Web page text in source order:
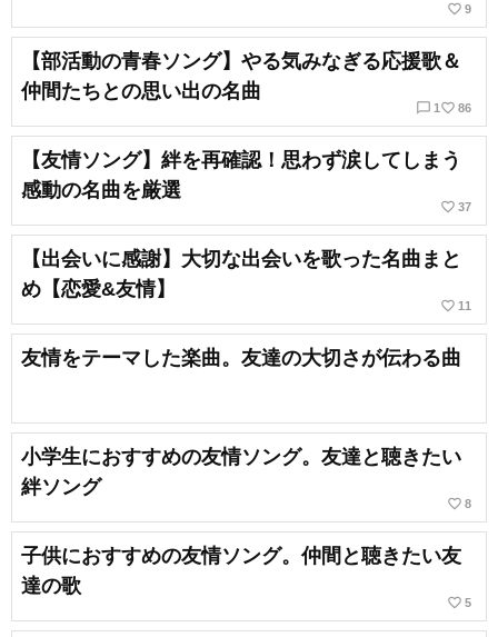
favorite_border 9
【部活動の青春ソング】やる気みなぎる応援歌＆
仲間たちとの思い出の名曲
chat_bubble_outline 1 favorite_border 86
【友情ソング】絆を再確認！思わず涙してしまう
感動の名曲を厳選
favorite_border 37
【出会いに感謝】大切な出会いを歌った名曲まと
め【恋愛&友情】
favorite_border 11
友情をテーマした楽曲。友達の大切さが伝わる曲
小学生におすすめの友情ソング。友達と聴きたい
絆ソング
favorite_border 8
子供におすすめの友情ソング。仲間と聴きたい友
達の歌
favorite_border 5